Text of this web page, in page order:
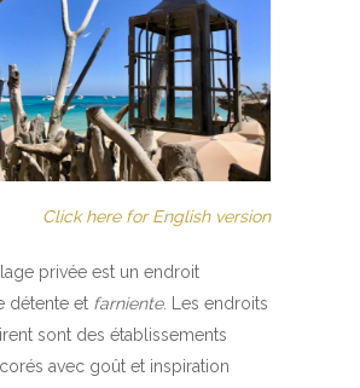
Click here for English version
privée est un endroit
détente et farniente. Les endroits
sont des établissements
avec goût et inspiration